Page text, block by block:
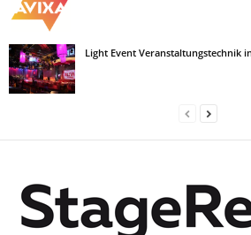
Light Event Veranstaltungstechnik